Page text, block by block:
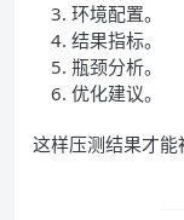
环境配置。
结果指标。
瓶颈分析。
优化建议。
这样压测结果才能